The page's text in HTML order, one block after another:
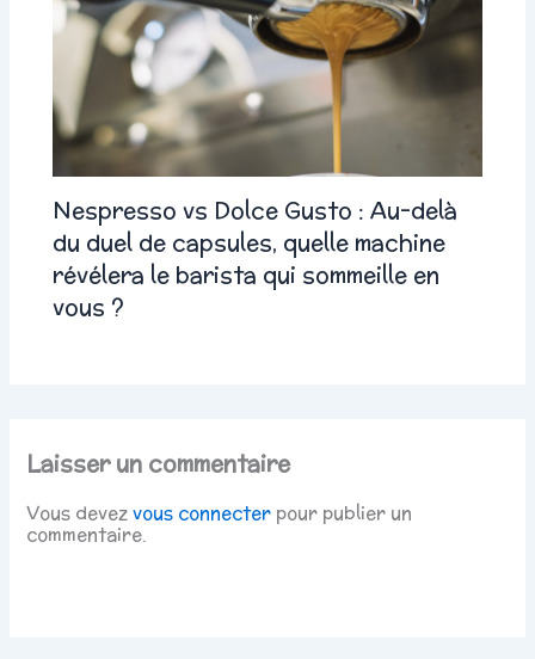
Nespresso vs Dolce Gusto : Au-delà
du duel de capsules, quelle machine
révélera le barista qui sommeille en
vous ?
Laisser un commentaire
Vous devezvous connecter pour publier un
commentaire.